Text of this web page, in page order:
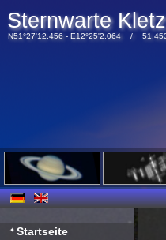
Sternwarte
N51°27'12.456 - E12°25'2.064 /
Startseite